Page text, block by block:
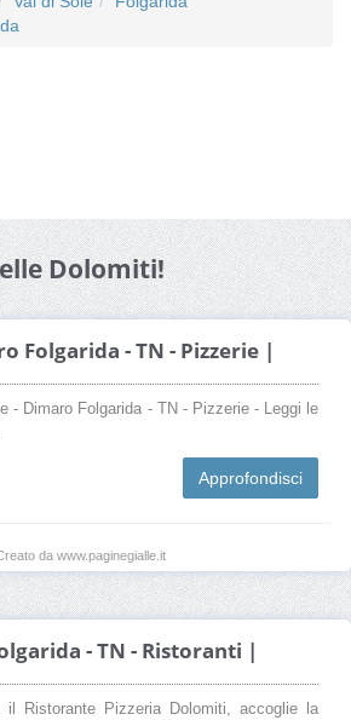
Dolomiti!
Folgarida - TN - Pizzerie |
- Dimaro Folgarida - TN - Pizzerie - Leggi le
Approfondisci
da www.paginegialle.it
- TN - Ristoranti |
il Ristorante Pizzeria Dolomiti, accoglie la